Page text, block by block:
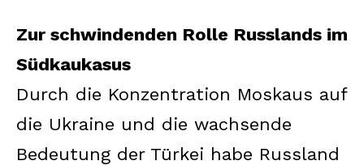
Zur schwindenden Rolle Russlands im
Südkaukasus
Durch die Konzentration Moskaus auf
die Ukraine und die wachsende
Bedeutung der Türkei habe Russland